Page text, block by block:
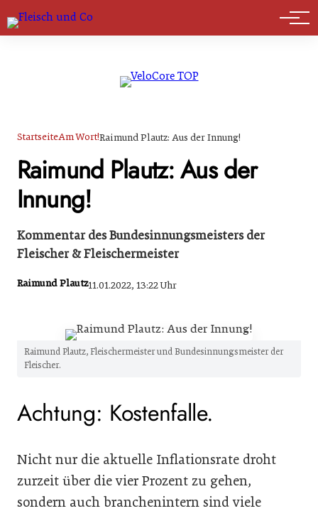
Marktführer
StartseiteAm Wort!Raimund Plautz: Aus der Innung!
Raimund Plautz: Aus der
Innung!
Kommentar des Bundesinnungsmeisters der
Fleischer & Fleischermeister
Raimund Plautz11.01.2022, 13:22 Uhr
Raimund Plautz, Fleischermeister und Bundesinnungsmeister der
Fleischer.
Achtung: Kostenfalle.
Nicht nur die aktuelle Inflationsrate droht
zurzeit über die vier Prozent zu gehen,
sondern auch branchenintern sind viele